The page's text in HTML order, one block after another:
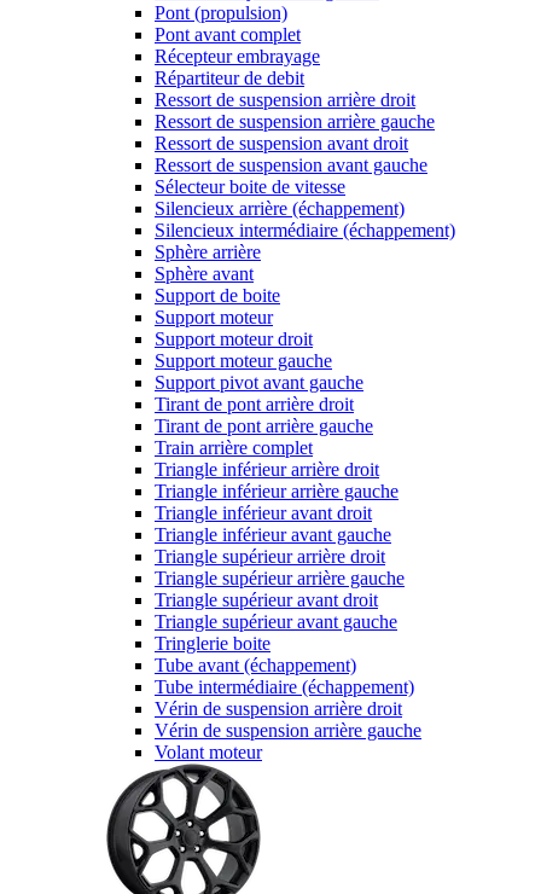
Pont (propulsion)
Pont avant complet
Récepteur embrayage
Répartiteur de debit
Ressort de suspension arrière droit
Ressort de suspension arrière gauche
Ressort de suspension avant droit
Ressort de suspension avant gauche
Sélecteur boite de vitesse
Silencieux arrière (échappement)
Silencieux intermédiaire (échappement)
Sphère arrière
Sphère avant
Support de boite
Support moteur
Support moteur droit
Support moteur gauche
Support pivot avant gauche
Tirant de pont arrière droit
Tirant de pont arrière gauche
Train arrière complet
Triangle inférieur arrière droit
Triangle inférieur arrière gauche
Triangle inférieur avant droit
Triangle inférieur avant gauche
Triangle supérieur arrière droit
Triangle supérieur arrière gauche
Triangle supérieur avant droit
Triangle supérieur avant gauche
Tringlerie boite
Tube avant (échappement)
Tube intermédiaire (échappement)
Vérin de suspension arrière droit
Vérin de suspension arrière gauche
Volant moteur